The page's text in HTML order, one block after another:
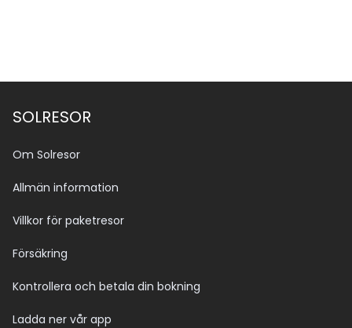
SOLRESOR
Om Solresor
Allmän information
Villkor för paketresor
Försäkring
Kontrollera och betala din bokning
Ladda ner vår app